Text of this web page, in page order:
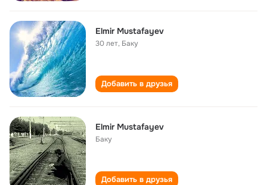
Elmir Mustafayev
30 лет, Баку
Добавить в друзья
Elmir Mustafayev
Баку
Добавить в друзья